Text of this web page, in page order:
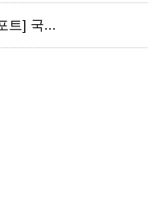
트] 국...